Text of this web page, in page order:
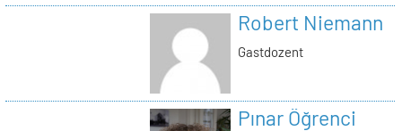
Robert Niemann
Gastdozent
Pınar Öğrenci